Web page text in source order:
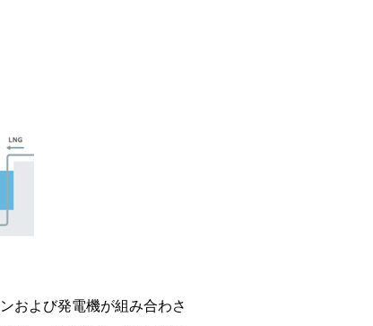
および発電機が組み合わさ